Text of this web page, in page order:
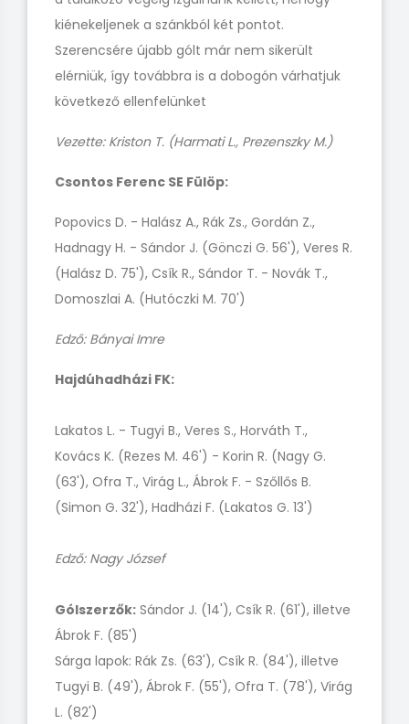
kiénekeljenek a szánkból két pontot.
Szerencsére újabb gólt már nem sikerült
elérniük, így továbbra is a dobogón várhatjuk
következő ellenfelünket
Vezette: Kriston T. (Harmati L., Prezenszky M.)
Csontos Ferenc SE Fülöp:
Popovics D. - Halász A., Rák Zs., Gordán Z.,
Hadnagy H. - Sándor J. (Gönczi G. 56'), Veres R.
(Halász D. 75'), Csík R., Sándor T. - Novák T.,
Domoszlai A. (Hutóczki M. 70')
Edző: Bányai Imre
Hajdúhadházi FK:
Lakatos L. - Tugyi B., Veres S., Horváth T.,
Kovács K. (Rezes M. 46') - Korin R. (Nagy G.
(63'), Ofra T., Virág L., Ábrok F. - Szőllős B.
(Simon G. 32'), Hadházi F. (Lakatos G. 13')
Edző: Nagy József
Gólszerzők: Sándor J. (14'), Csík R. (61'), illetve
Ábrok F. (85')
Sárga lapok: Rák Zs. (63'), Csík R. (84'), illetve
Tugyi B. (49'), Ábrok F. (55'), Ofra T. (78'), Virág
L. (82')